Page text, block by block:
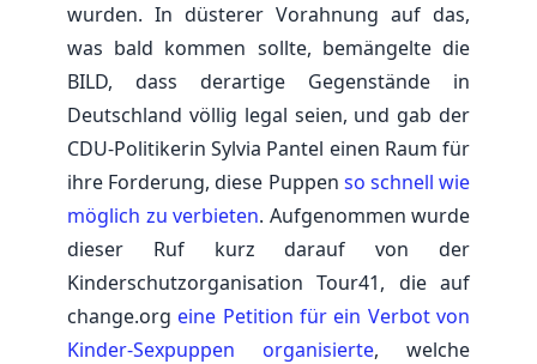
wurden. In düsterer Vorahnung auf das,
was bald kommen sollte, bemängelte die
BILD, dass derartige Gegenstände in
Deutschland völlig legal seien, und gab der
CDU-Politikerin Sylvia Pantel einen Raum für
ihre Forderung, diese Puppen so schnell wie
möglich zu verbieten. Aufgenommen wurde
dieser Ruf kurz darauf von der
Kinderschutzorganisation Tour41, die auf
change.org eine Petition für ein Verbot von
Kinder-Sexpuppen organisierte, welche